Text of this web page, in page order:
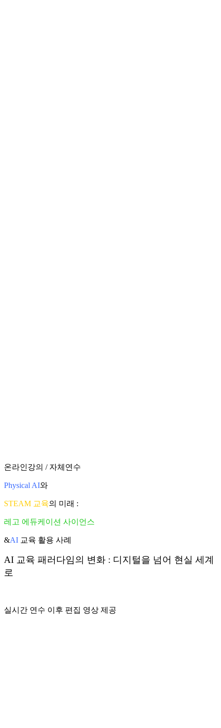
온라인강의 / 자체연수
Physical AI와
STEAM 교육의 미래 :
레고 에듀케이션 사이언스
&AI 교육 활용 사례
AI 교육 패러다임의 변화 : 디지털을 넘어 현실 세계
로
실시간 연수 이후 편집 영상 제공